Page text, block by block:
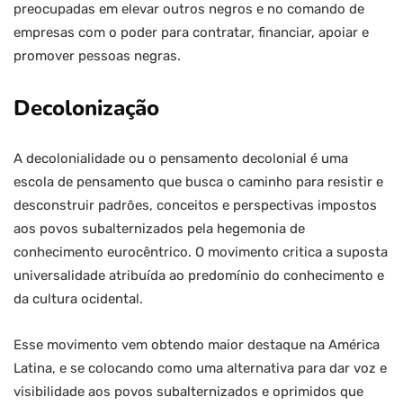
preocupadas em elevar outros negros e no comando de
empresas com o poder para contratar, financiar, apoiar e
promover pessoas negras.
Decolonização
A decolonialidade ou o pensamento decolonial é uma
escola de pensamento que busca o caminho para resistir e
desconstruir padrões, conceitos e perspectivas impostos
aos povos subalternizados pela hegemonia de
conhecimento eurocêntrico. O movimento critica a suposta
universalidade atribuída ao predomínio do conhecimento e
da cultura ocidental.
Esse movimento vem obtendo maior destaque na América
Latina, e se colocando como uma alternativa para dar voz e
visibilidade aos povos subalternizados e oprimidos que